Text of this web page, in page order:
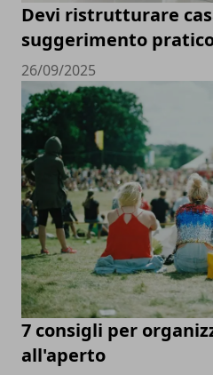
Devi ristrutturare
suggerimento
26/09/2025
7 consigli per
all'aperto